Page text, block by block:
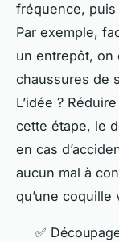
fréquence,
Par exemple,
un entrepôt, on
chaussures de
L’idée ?
cette étape, le
en cas
aucun mal à
qu’une coquille
✅